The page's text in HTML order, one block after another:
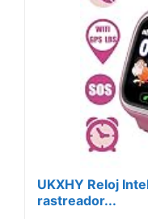
UKXHY Reloj
rastreador...